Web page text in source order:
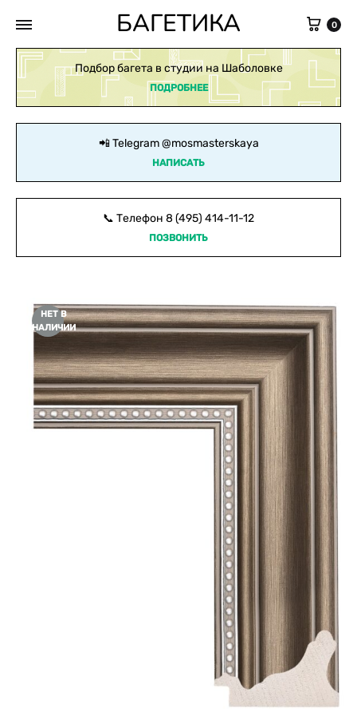
БАГЕТИКА 0
Подбор багета в студии на Шаболовке
ПОДРОБНЕЕ
📲 Telegram@mosmasterskaya
НАПИСАТЬ
📞 Телефон 8 (495) 414-11-12
ПОЗВОНИТЬ
НЕТ В
НАЛИЧИИ